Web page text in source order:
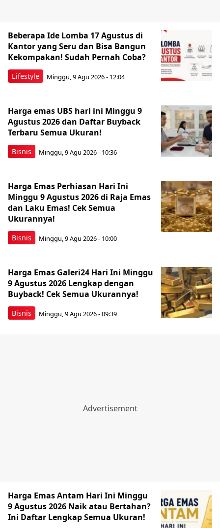
Lifestyle
Beberapa Ide Lomba 17 Agustus di
Kantor yang Seru dan Bisa Bangun
Kekompakan! Sudah Pernah Coba?
Minggu, 9 Agu 2026 - 12:04
Bisnis
Harga emas UBS hari ini Minggu 9
Agustus 2026 dan Daftar Buyback
Terbaru Semua Ukuran!
Minggu, 9 Agu 2026 - 10:36
Bisnis
Harga Emas Perhiasan Hari Ini
Minggu 9 Agustus 2026 di Raja Emas
dan Laku Emas! Cek Semua
Ukurannya!
Minggu, 9 Agu 2026 - 10:00
Bisnis
Harga Emas Galeri24 Hari Ini Minggu
9 Agustus 2026 Lengkap dengan
Buyback! Cek Semua Ukurannya!
Minggu, 9 Agu 2026 - 09:39
Harga Emas Antam Hari Ini Minggu
9 Agustus 2026 Naik atau Bertahan?
Ini Daftar Lengkap Semua Ukuran!